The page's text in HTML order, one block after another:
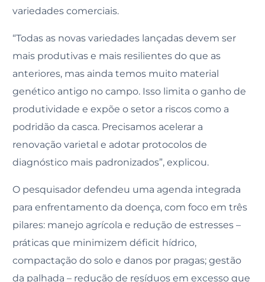
variedades comerciais.
“Todas as novas variedades lançadas devem ser
mais produtivas e mais resilientes do que as
anteriores, mas ainda temos muito material
genético antigo no campo. Isso limita o ganho de
produtividade e expõe o setor a riscos como a
podridão da casca. Precisamos acelerar a
renovação varietal e adotar protocolos de
diagnóstico mais padronizados”, explicou.
O pesquisador defendeu uma agenda integrada
para enfrentamento da doença, com foco em três
pilares: manejo agrícola e redução de estresses –
práticas que minimizem déficit hídrico,
compactação do solo e danos por pragas; gestão
da palhada – redução de resíduos em excesso que